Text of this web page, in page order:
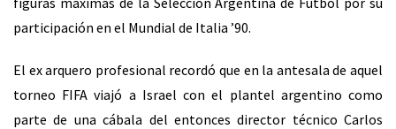
participación en el Mundial de Italia ’90.
El ex arquero profesional recordó que en la antesala de aquel
torneo FIFA viajó a Israel con el plantel argentino como
parte de una cábala del entonces director técnico Carlos